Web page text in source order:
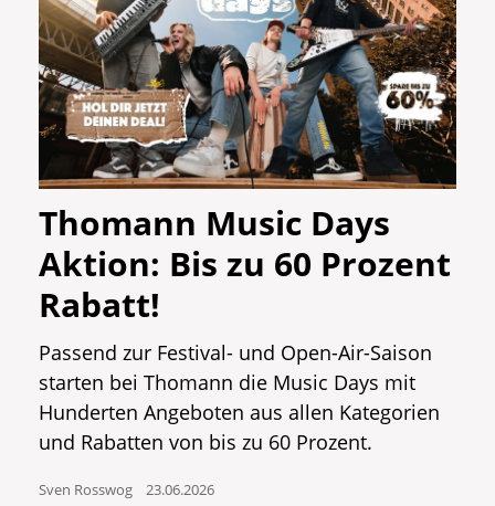
Thomann Music Days
Aktion: Bis zu 60 Prozent
Rabatt!
Passend zur Festival- und Open-Air-Saison
starten bei Thomann die Music Days mit
Hunderten Angeboten aus allen Kategorien
und Rabatten von bis zu 60 Prozent.
Sven Rosswog 23.06.2026